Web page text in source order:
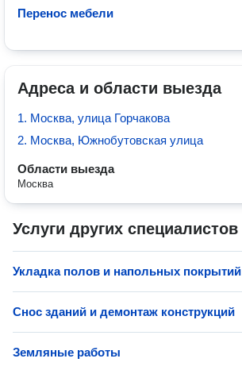
Перенос мебели
Адреса и области выезда
1. Москва, улица Горчакова
2. Москва, Южнобутовская улица
Области выезда
Москва
Услуги других специалистов
Укладка полов и напольных покрытий
Снос зданий и демонтаж конструкций
Земляные работы